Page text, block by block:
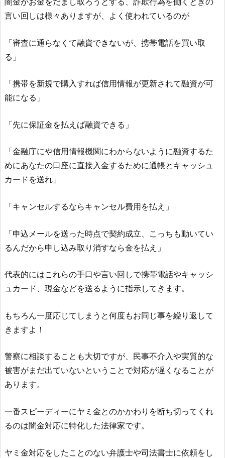
言い回しは様々ありますが、よく使われているのが
「審査に通らなくて融資できないが、携帯電話を買い取
る」
「携帯を新規で購入すれば信用情報が更新されて融資が可
能になる」
「先に保証金を払えば融資できる」
「金融庁にや信用情報機関にわからないように融資するた
めにあなたの口座に直接入金するために通帳とキャッシュ
カードを送れ」
「キャンセルするならキャンセル費用を払え」
「申込メールを送った時点で契約成立、こっちも動いてい
るんだから申し込み取り消すなら金を払え」
代表的にはこれらの手口や言い回しで携帯電話やキャッシ
ュカード、現金などを送るように指示してきます。
もちろん一度応じてしまうと何度もお同じ事を繰り返して
きますよ！
警察に相談することも大切ですが、民事不介入や実質的な
被害がまだ出ていないということで対応が遅くなることが
あります。
一番スピーディーにヤミ金とのかかわりを断ち切ってくれ
るのは闇金対応に特化した法律家です。
ヤミ金対応をしたことのない弁護士や司法書士に依頼をし